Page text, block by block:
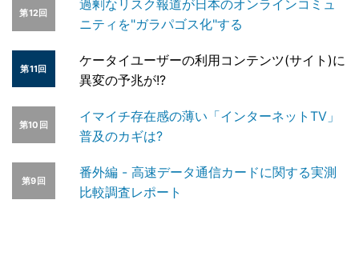
第12回
過剰なリスク報道が日本のオンラインコミュ
ニティを"ガラパゴス化"する
第11回
ケータイユーザーの利用コンテンツ(サイト)に
異変の予兆が!?
第10回
イマイチ存在感の薄い「インターネットTV」
普及のカギは?
第9回
番外編 - 高速データ通信カードに関する実測
比較調査レポート